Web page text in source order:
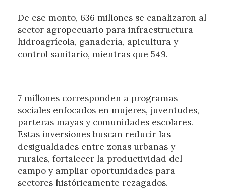
De ese monto, 636 millones se canalizaron al
sector agropecuario para infraestructura
hidroagrícola, ganadería, apicultura y
control sanitario, mientras que 549.
7 millones corresponden a programas
sociales enfocados en mujeres, juventudes,
parteras mayas y comunidades escolares.
Estas inversiones buscan reducir las
desigualdades entre zonas urbanas y
rurales, fortalecer la productividad del
campo y ampliar oportunidades para
sectores históricamente rezagados.